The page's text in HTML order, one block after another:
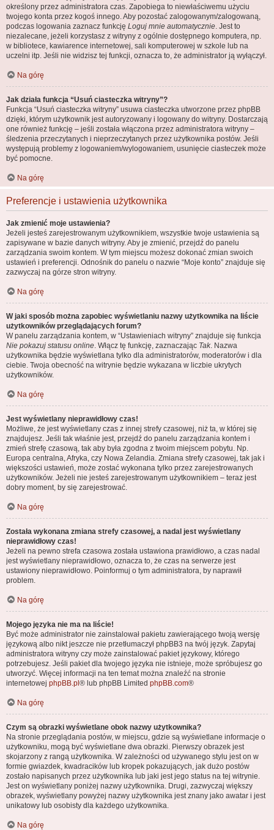
określony przez administratora czas. Zapobiega to niewłaściwemu użyciu
twojego konta przez kogoś innego. Aby pozostać zalogowanym/zalogowaną,
podczas logowania zaznacz funkcję Loguj mnie automatycznie. Jest to
niezalecane, jeżeli korzystasz z witryny z ogólnie dostępnego komputera, np.
w bibliotece, kawiarence internetowej, sali komputerowej w szkole lub na
uczelni itp. Jeśli nie widzisz tej funkcji, oznacza to, że administrator ją wyłączył.
Na górę
Jak działa funkcja “Usuń ciasteczka witryny”?
Funkcja “Usuń ciasteczka witryny” usuwa ciasteczka utworzone przez phpBB
dzięki, którym użytkownik jest autoryzowany i logowany do witryny. Dostarczają
one również funkcję – jeśli została włączona przez administratora witryny –
śledzenia przeczytanych i nieprzeczytanych przez użytkownika postów. Jeśli
występują problemy z logowaniem/wylogowaniem, usunięcie ciasteczek może
być pomocne.
Na górę
Preferencje i ustawienia użytkownika
Jak zmienić moje ustawienia?
Jeżeli jesteś zarejestrowanym użytkownikiem, wszystkie twoje ustawienia są
zapisywane w bazie danych witryny. Aby je zmienić, przejdź do panelu
zarządzania swoim kontem. W tym miejscu możesz dokonać zmian swoich
ustawień i preferencji. Odnośnik do panelu o nazwie “Moje konto” znajduje się
zazwyczaj na górze stron witryny.
Na górę
W jaki sposób można zapobiec wyświetlaniu nazwy użytkownika na liście
użytkowników przeglądających forum?
W panelu zarządzania kontem, w “Ustawieniach witryny” znajduje się funkcja
Nie pokazuj statusu online. Włącz tę funkcję, zaznaczając Tak. Nazwa
użytkownika będzie wyświetlana tylko dla administratorów, moderatorów i dla
ciebie. Twoja obecność na witrynie będzie wykazana w liczbie ukrytych
użytkowników.
Na górę
Jest wyświetlany nieprawidłowy czas!
Możliwe, że jest wyświetlany czas z innej strefy czasowej, niż ta, w której się
znajdujesz. Jeśli tak właśnie jest, przejdź do panelu zarządzania kontem i
zmień strefę czasową, tak aby była zgodna z twoim miejscem pobytu. Np.
Europa centralna, Afryka, czy Nowa Zelandia. Zmiana strefy czasowej, tak jak i
większości ustawień, może zostać wykonana tylko przez zarejestrowanych
użytkowników. Jeżeli nie jesteś zarejestrowanym użytkownikiem – teraz jest
dobry moment, by się zarejestrować.
Na górę
Została wykonana zmiana strefy czasowej, a nadal jest wyświetlany
nieprawidłowy czas!
Jeżeli na pewno strefa czasowa została ustawiona prawidłowo, a czas nadal
jest wyświetlany nieprawidłowo, oznacza to, że czas na serwerze jest
ustawiony nieprawidłowo. Poinformuj o tym administratora, by naprawił
problem.
Na górę
Mojego języka nie ma na liście!
Być może administrator nie zainstalował pakietu zawierającego twoją wersję
językową albo nikt jeszcze nie przetłumaczył phpBB3 na twój język. Zapytaj
administratora witryny czy może zainstalować pakiet językowy, którego
potrzebujesz. Jeśli pakiet dla twojego języka nie istnieje, może spróbujesz go
utworzyć. Więcej informacji na ten temat można znaleźć na stronie
internetowej phpBB.pl ® lub phpBB Limited phpBB.com®
Na górę
Czym są obrazki wyświetlane obok nazwy użytkownika?
Na stronie przeglądania postów, w miejscu, gdzie są wyświetlane informacje o
użytkowniku, mogą być wyświetlane dwa obrazki. Pierwszy obrazek jest
skojarzony z rangą użytkownika. W zależności od używanego stylu jest on w
formie gwiazdek, kwadracików lub kropek pokazujących, jak dużo postów
zostało napisanych przez użytkownika lub jaki jest jego status na tej witrynie.
Jest on wyświetlany poniżej nazwy użytkownika. Drugi, zazwyczaj większy
obrazek, wyświetlany powyżej nazwy użytkownika jest znany jako awatar i jest
unikatowy lub osobisty dla każdego użytkownika.
Na górę